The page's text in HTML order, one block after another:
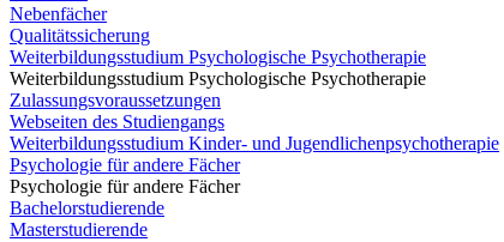
Nebenfächer
Qualitätssicherung
Weiterbildungsstudium Psychologische Psychotherapie
Weiterbildungsstudium Psychologische Psychotherapie
Zulassungsvoraussetzungen
Webseiten des Studiengangs
Weiterbildungsstudium Kinder- und Jugendlichenpsychotherapie
Psychologie für andere Fächer
Psychologie für andere Fächer
Bachelorstudierende
Masterstudierende